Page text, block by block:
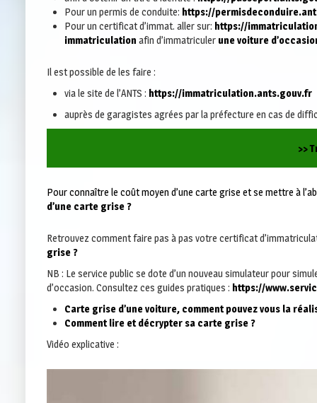
Pour un permis de conduite: https://
Pour un certificat d’immat. aller sur: https://
immatriculation afin d’immatriculer une voiture
Il est possible de les faire :
via le site de l’ANTS : https://immatriculation.ants.gouv.fr
auprès de garagistes agrées par la préfecture en cas de
>>
Pour connaître le coût moyen d’une carte grise et se mettre à
d’une carte grise ?
Retrouvez comment faire pas à pas votre certificat
grise ?
NB : Le service public se dote d’un nouveau simulateur pour
d’occasion. Consultez ces guides pratiques : https://
Carte grise d’une voiture, comment pouvez vous la
Comment lire et décrypter sa carte grise ?
Vidéo explicative :